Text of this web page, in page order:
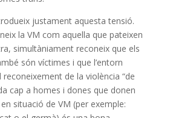
justament aquesta tensió.
la VM com aquella que pateixen
simultàniament reconeix que els
són víctimes i que l’entorn
de la violència “de
cap a homes i dones que donen
situació de VM (per exemple: